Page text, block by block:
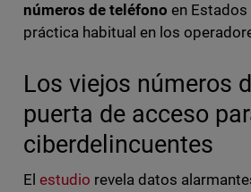
números de teléfono en Estados
práctica habitual en los
Los viejos números
puerta de acceso
ciberdelincuentes
El estudio revela datos